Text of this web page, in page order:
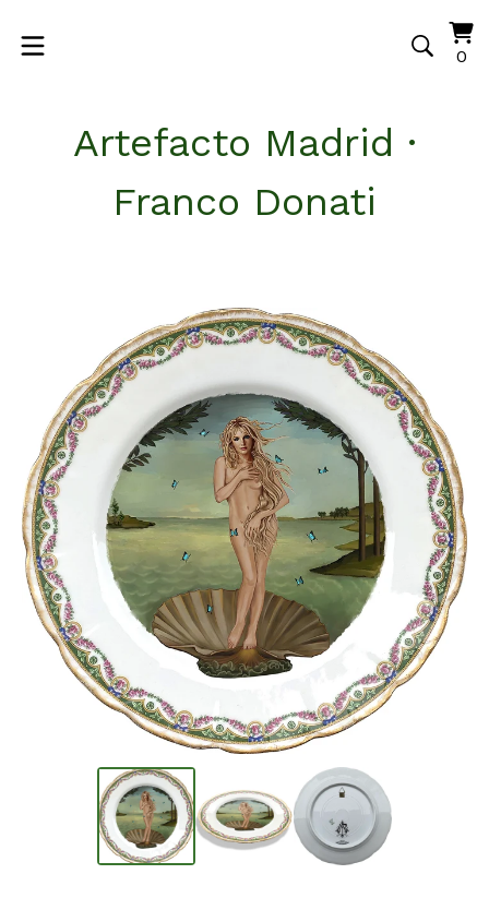
00
Artefacto Madrid ·
Franco Donati